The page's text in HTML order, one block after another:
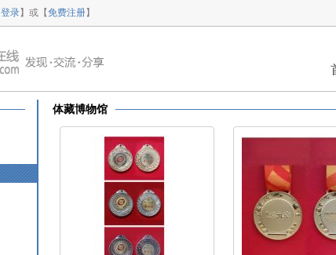
登录】或【免费注册】
体藏博物馆